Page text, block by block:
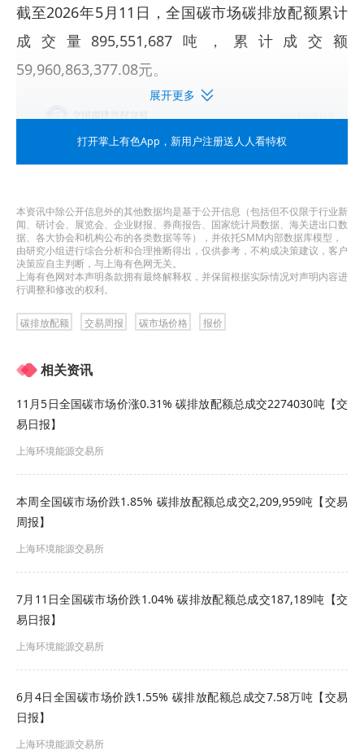
截至2026年5月11日，全国碳市场碳排放配额累计
成交量895,551,687吨，累计成交额
59,960,863,377.08元。
全国碳排放权交易机构成立前，全国碳排放权交易
信息由上海环境能源交易所股份有限公司（以下简
称“交易机构”）进行发布和监督。
除生态环境部公开的全国碳排放权交易信息外，未
经交易机构同意，其他任何机构和个人不得擅自发
布全国碳市场综合价格行情及各年度碳排放配额成
布、转载未注明出处或转载非交易机构发布的全国
碳排放权交易信息的机构或个人，交易机构有权依
展开更多
打开掌上有色App ，新用户注册送人人看特权
本资讯中除公开信息外的其他数据均是基于公开信息（包括但不仅限于行业新
闻、研讨会、展览会、企业财报、券商报告、国家统计局数据、海关进出口数
据、各大协会和机构公布的各类数据等等），并依托SMM内部数据库模型，
由研究小组进行综合分析和合理推断得出，仅供参考，不构成决策建议，客户
决策应自主判断，与上海有色网无关。
上海有色网对本声明条款拥有最终解释权，并保留根据实际情况对声明内容进
行调整和修改的权利。
碳排放配额 交易周报 碳市场价格 报价
相关资讯
11月5日全国碳市场价涨0.31% 碳排放配额总成交2274030吨【交
易日报】
上海环境能源交易所
本周全国碳市场价跌1.85% 碳排放配额总成交2,209,959吨【交易
周报】
上海环境能源交易所
7月11日全国碳市场价跌1.04% 碳排放配额总成交187,189吨【交
易日报】
上海环境能源交易所
6月4日全国碳市场价跌1.55% 碳排放配额总成交7.58万吨【交易
日报】
上海环境能源交易所